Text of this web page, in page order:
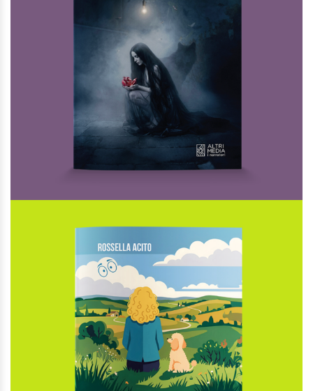
I Saggisti
AGGIUNGI AL CARRELLO
AGGIUNGI ALLA LISTA DEI DESIDERI
E cadde la notte
Di Maddalena Giordano
€18,00
I Narratori
AGGIUNGI AL CARRELLO
AGGIUNGI ALLA LISTA DEI DESIDERI